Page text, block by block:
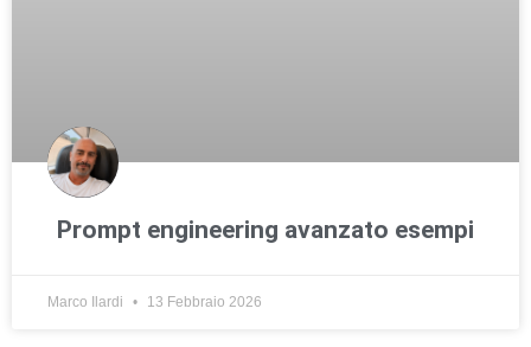
Prompt engineering avanzato esempi
Marco Ilardi 13 Febbraio 2026